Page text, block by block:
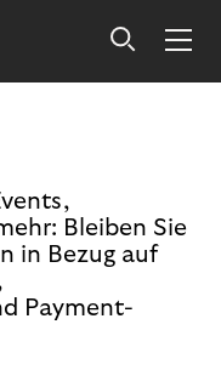
Bleiben Sie
in Bezug auf
Payment-